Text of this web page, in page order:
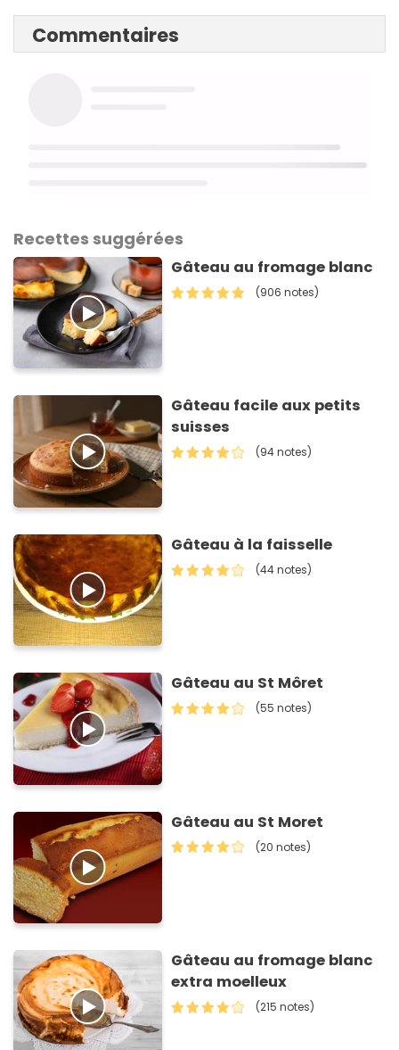
Commentaires
Recettes suggérées
Gâteau au fromage blanc
(906 notes)
Gâteau facile aux petits
suisses
(94 notes)
Gâteau à la faisselle
(44 notes)
Gâteau au St Môret
(55 notes)
Gâteau au St Moret
(20 notes)
Gâteau au fromage blanc
extra moelleux
(215 notes)